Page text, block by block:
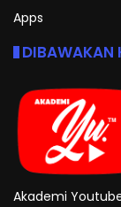
Apps
DIBAWAKAN
Akademi